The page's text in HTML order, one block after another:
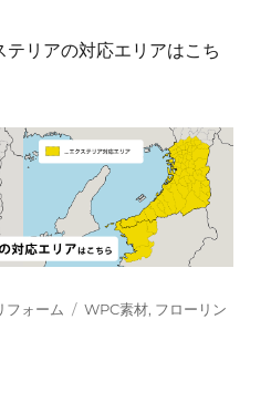
リアの対応エリアはこち
フォーム
タ
WPC素材, フローリン